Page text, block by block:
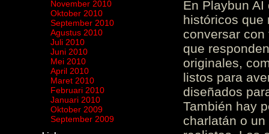
November 2010
Oktober 2010
September 2010
Agustus 2010
Juli 2010
Juni 2010
Mei 2010
April 2010
Maret 2010
Februari 2010
Januari 2010
Oktober 2009
September 2009
En Playbun
históricos que
conversar
que
originales,
listos para
diseñados
También hay
charlatán o